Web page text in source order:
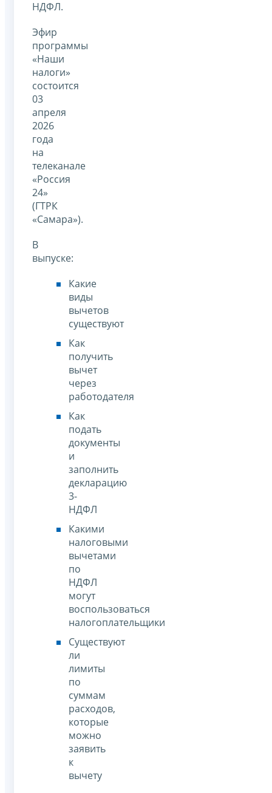
НДФЛ.
Эфир
программы
«Наши
налоги»
состоится
03
апреля
2026
года
на
телеканале
«Россия
24»
(ГТРК
«Самара»).
В
выпуске:
Какие
виды
вычетов
существуют
Как
получить
вычет
через
работодателя
Как
подать
документы
и
заполнить
декларацию
3-
НДФЛ
Какими
налоговыми
вычетами
по
НДФЛ
могут
воспользоваться
налогоплательщики
Существуют
ли
лимиты
по
суммам
расходов,
которые
можно
заявить
к
вычету